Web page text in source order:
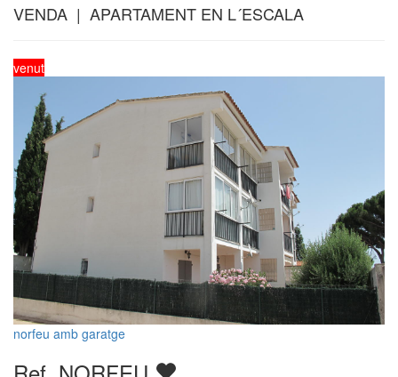
VENDA | APARTAMENT EN L´ESCALA
venut
norfeu amb garatge